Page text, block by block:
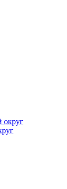
округ